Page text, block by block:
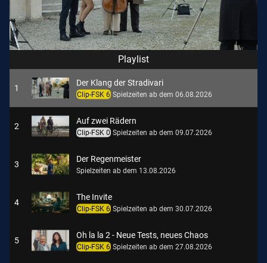
Playlist
1
Der Klang der Stradivari
Clip-FSK 6 Spielzeiten ab dem 06.08.2026
2
Auf zwei Rädern
Clip-FSK 0 Spielzeiten ab dem 09.07.2026
3
Der Regenmeister
Spielzeiten ab dem 13.08.2026
4
The Invite
Clip-FSK 6 Spielzeiten ab dem 30.07.2026
5
Oh la la 2 - Neue Tests, neues Chaos
Clip-FSK 6 Spielzeiten ab dem 27.08.2026